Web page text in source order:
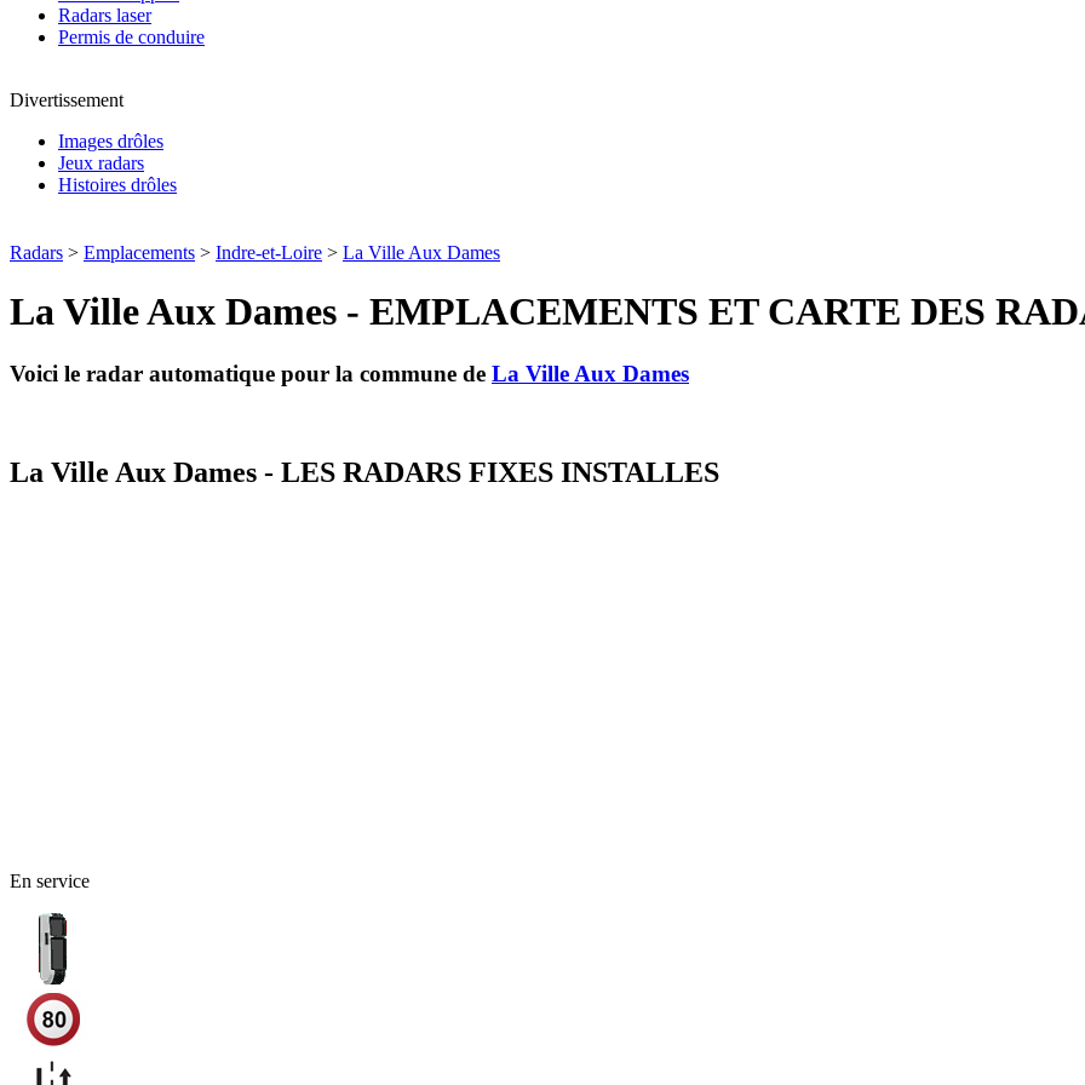
Radars laser
Permis de conduire
Divertissement
Images drôles
Jeux radars
Histoires drôles
Radars > Emplacements > Indre-et-Loire > La Ville Aux Dames
La Ville Aux Dames - EMPLACEMENTS ET CARTE DES
Voici le radar automatique pour la commune de La Ville Aux Dames
La Ville Aux Dames - LES RADARS FIXES INSTALLES
En service